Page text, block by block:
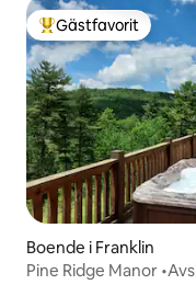
Populär gästfavorit
Gästfavorit
Boende i Franklin
Pine Ridge Manor